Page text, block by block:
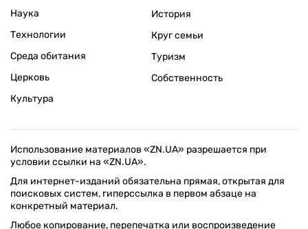
Наука
Технологии
Среда обитания
Церковь
Культура
История
Круг семьи
Туризм
Собственность
Использование материалов «ZN.UA» разрешается при
условии ссылки на «ZN.UA».
Для интернет-изданий обязательна прямая, открытая для
поисковых систем, гиперссылка в первом абзаце на
конкретный материал.
Любое копирование, перепечатка или воспроизведение